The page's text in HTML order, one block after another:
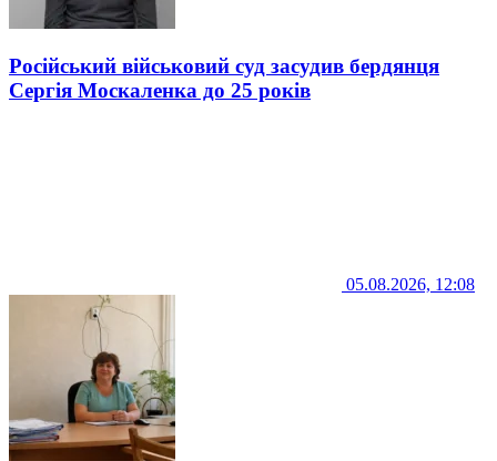
Російський військовий суд засудив бердянця
Сергія Москаленка до 25 років
05.08.2026, 12:08